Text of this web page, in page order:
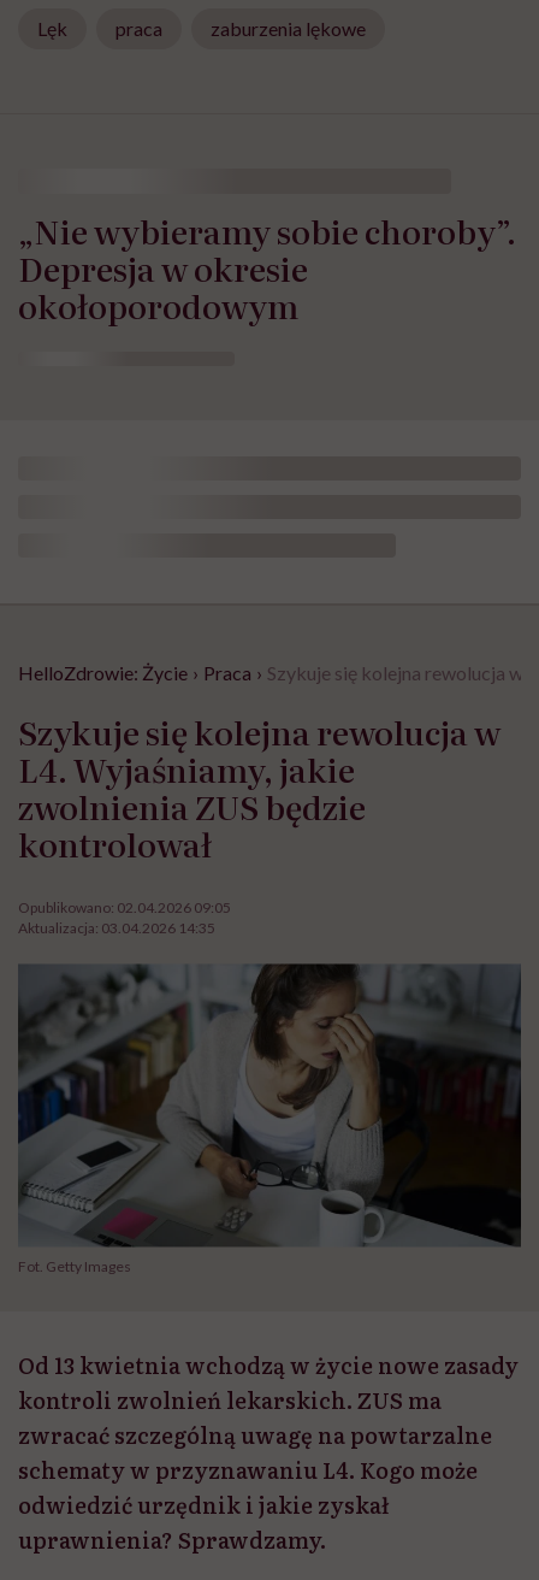
Lęk praca zaburzenia lękowe
„Nie wybieramy sobie choroby”.
Depresja w okresie
okołoporodowym
HelloZdrowie: Życie › Praca › Szykuje się kolejna rewolucja w
Szykuje się kolejna rewolucja w
L4. Wyjaśniamy, jakie
zwolnienia ZUS będzie
kontrolował
Opublikowano: 02.04.2026 09:05
Aktualizacja: 03.04.2026 14:35
Fot. Getty Images
Od 13 kwietnia wchodzą w życie nowe zasady
kontroli zwolnień lekarskich. ZUS ma
zwracać szczególną uwagę na powtarzalne
schematy w przyznawaniu L4. Kogo może
odwiedzić urzędnik i jakie zyskał
uprawnienia? Sprawdzamy.